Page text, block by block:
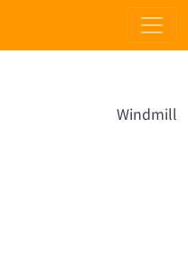
Windmill